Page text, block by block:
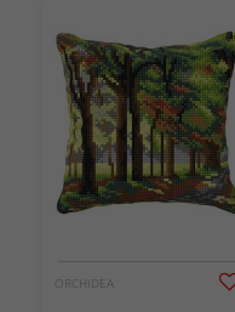
ORCHIDEA